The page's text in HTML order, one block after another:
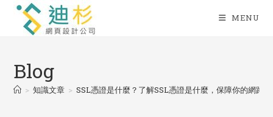
Skip
content
MENU
Blog
> 知識文章 > SSL憑證是什麼？了解SSL憑證是什麼，保障你的網路